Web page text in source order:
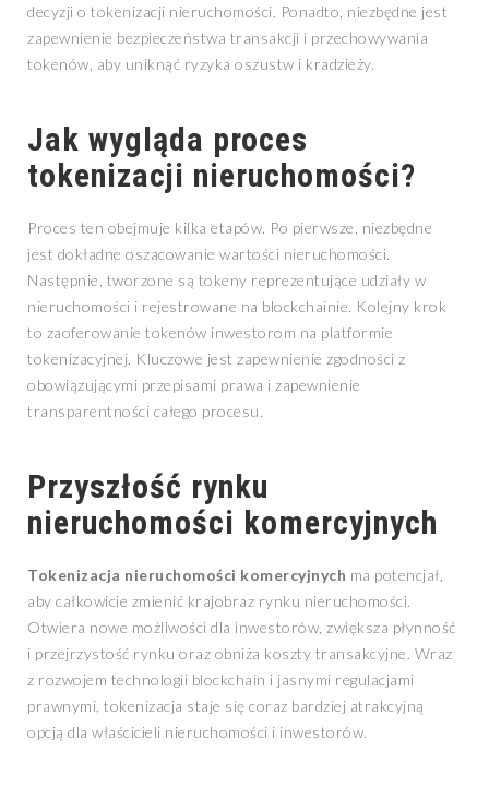
decyzji o tokenizacji nieruchomości. Ponadto, niezbędne jest
zapewnienie bezpieczeństwa transakcji i przechowywania
tokenów, aby uniknąć ryzyka oszustw i kradzieży.
Jak wygląda proces
tokenizacji nieruchomości?
Proces ten obejmuje kilka etapów. Po pierwsze, niezbędne
jest dokładne oszacowanie wartości nieruchomości.
Następnie, tworzone są tokeny reprezentujące udziały w
nieruchomości i rejestrowane na blockchainie. Kolejny krok
to zaoferowanie tokenów inwestorom na platformie
tokenizacyjnej. Kluczowe jest zapewnienie zgodności z
obowiązującymi przepisami prawa i zapewnienie
transparentności całego procesu.
Przyszłość rynku
nieruchomości komercyjnych
Tokenizacja nieruchomości komercyjnych ma potencjał,
aby całkowicie zmienić krajobraz rynku nieruchomości.
Otwiera nowe możliwości dla inwestorów, zwiększa płynność
i przejrzystość rynku oraz obniża koszty transakcyjne. Wraz
z rozwojem technologii blockchain i jasnymi regulacjami
prawnymi, tokenizacja staje się coraz bardziej atrakcyjną
opcją dla właścicieli nieruchomości i inwestorów.